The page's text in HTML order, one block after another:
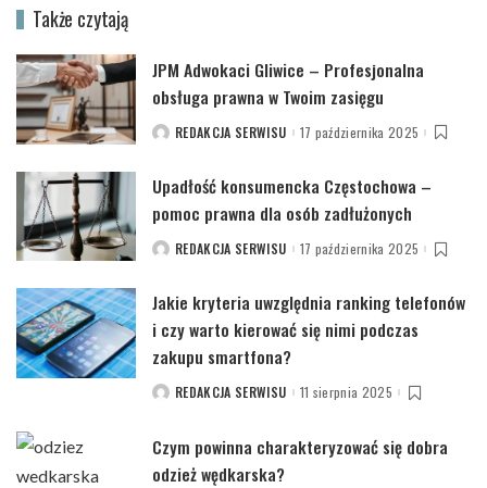
Także czytają
JPM Adwokaci Gliwice – Profesjonalna
obsługa prawna w Twoim zasięgu
POSTEDREDAKCJA SERWISU 17 października 2025
Upadłość konsumencka Częstochowa –
pomoc prawna dla osób zadłużonych
POSTEDREDAKCJA SERWISU 17 października 2025
Jakie kryteria uwzględnia ranking telefonów
i czy warto kierować się nimi podczas
zakupu smartfona?
POSTEDREDAKCJA SERWISU 11 sierpnia 2025
Czym powinna charakteryzować się dobra
odzież wędkarska?